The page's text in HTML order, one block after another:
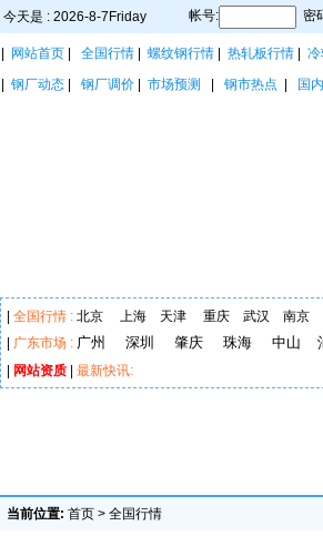
今天是 : 2026-8-7Friday 帐号: 密
网站首页 全国行情 螺纹钢行情 热轧板行情
钢厂动态 钢厂调价 市场预测 钢市热点 国
全国行情 : 北京 上海 天津 重庆 武汉 南京
广东市场 : 广州 深圳 肇庆 珠海 中山
网站资质 最新快讯:
当前位置: 首页 > 全国行情